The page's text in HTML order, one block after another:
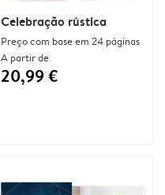
Celebração rústica
Preço com base em 24 páginas
A partir de
20,99 €